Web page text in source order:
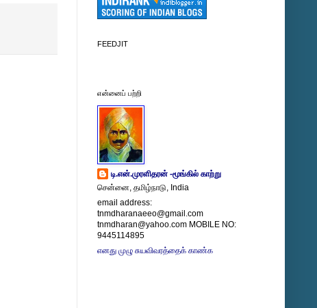
FEEDJIT
என்னைப் பற்றி
டி.என்.முரளிதரன் -மூங்கில் காற்று
சென்னை, தமிழ்நாடு, India
email address:
tnmdharanaeeo@gmail.com
tnmdharan@yahoo.com MOBILE NO:
9445114895
எனது முழு சுயவிவரத்தைக் காண்க